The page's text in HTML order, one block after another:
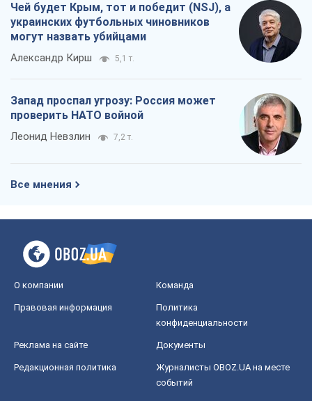
Чей будет Крым, тот и победит (NSJ), а
украинских футбольных чиновников
могут назвать убийцами
Александр Кирш 5,1 т.
Запад проспал угрозу: Россия может
проверить НАТО войной
Леонид Невзлин 7,2 т.
Все мнения
О компании Команда
Правовая информация
Политика
конфиденциальности
Реклама на сайте Документы
Редакционная политика
Журналисты OBOZ.UA на месте
событий